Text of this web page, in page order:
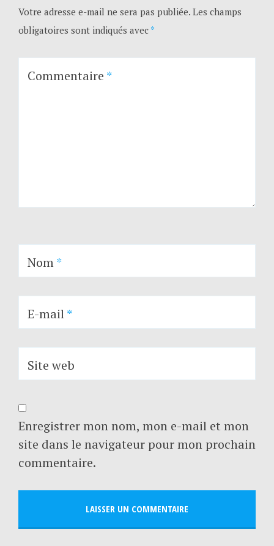
Votre adresse e-mail ne sera pas publiée. Les champs
obligatoires sont indiqués avec *
Commentaire *
Nom*
E-mail*
Site web
Enregistrer mon nom, mon e-mail et mon
site dans le navigateur pour mon prochain
commentaire.